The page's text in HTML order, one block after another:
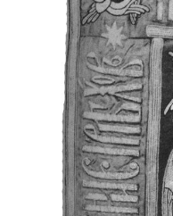
Экскурсия
Главная